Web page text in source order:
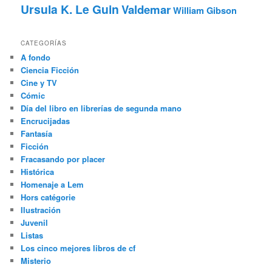
Ursula K. Le GuinValdemarWilliam Gibson
CATEGORÍAS
A fondo
Ciencia Ficción
Cine y TV
Cómic
Día del libro en librerías de segunda mano
Encrucijadas
Fantasía
Ficción
Fracasando por placer
Histórica
Homenaje a Lem
Hors catégorie
Ilustración
Juvenil
Listas
Los cinco mejores libros de cf
Misterio